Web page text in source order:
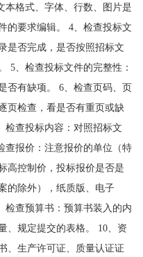
本格式、字体、行数、图片是
的要求编辑。 4、检查投标文
是否完成，是否按照招标文
5、检查投标文件的完整性：
否有缺项。 6、检查页码、页
页检查，看是否有重页或缺
检查投标内容：对照招标文
查报价：注意报价的单位（特
高控制价，投标报价是否是
的除外），纸质版、电子
检查预算书：预算书装入的内
、规定提交的表格。 10、资
、生产许可证、质量认证证